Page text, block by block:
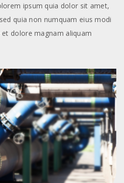
ipsum quia dolor sit amet,
quia non numquam eius modi
dolore magnam aliquam